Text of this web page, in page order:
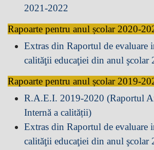
2021-2022
Rapoarte pentru anul școlar 2020-
Extras din Raportul de evaluare
calităţii educaţiei din anul şcolar
Rapoarte pentru anul școlar 2019-
R.A.E.I. 2019-2020 (Raportul
Internă a calității)
Extras din Raportul de evaluare
calităţii educaţiei din anul şcolar